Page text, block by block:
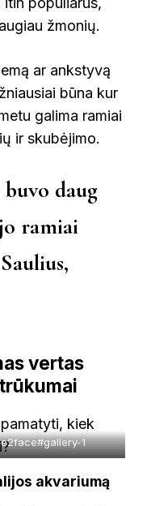
žmonių.
ar ankstyvą
būna kur
galima ramiai
ir skubėjimo.
daug
ramiai
vertas
1
akvariumą